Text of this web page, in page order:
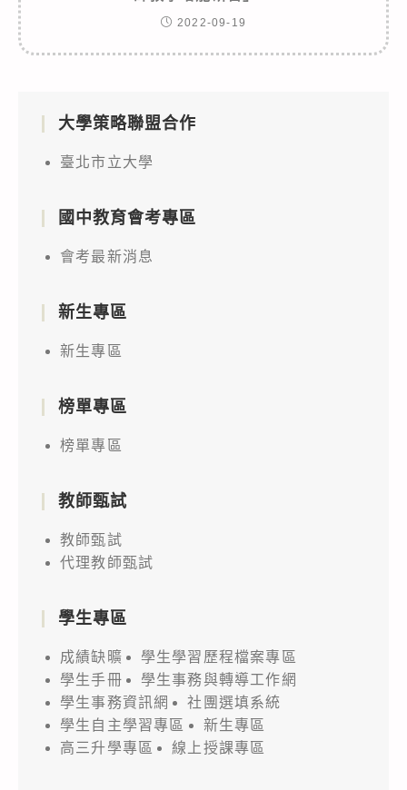
2022-09-19
大學策略聯盟合作
臺北市立大學
國中教育會考專區
會考最新消息
新生專區
新生專區
榜單專區
榜單專區
教師甄試
教師甄試
代理教師甄試
學生專區
成績缺曠
學生學習歷程檔案專區
學生手冊
學生事務與轉導工作網
學生事務資訊網
社團選填系統
學生自主學習專區
新生專區
高三升學專區
線上授課專區